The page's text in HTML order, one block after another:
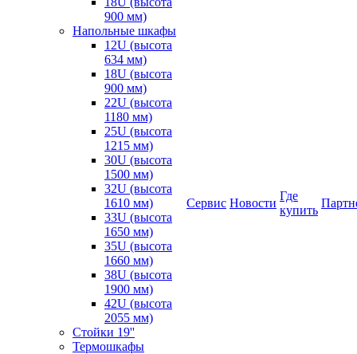
900 мм)
Напольные шкафы
12U (высота
634 мм)
18U (высота
900 мм)
22U (высота
1180 мм)
25U (высота
1215 мм)
30U (высота
1500 мм)
32U (высота
1610 мм)
33U (высота
1650 мм)
35U (высота
1660 мм)
38U (высота
1900 мм)
42U (высота
2055 мм)
Стойки 19''
Термошкафы
Сервис Новости
Где
купить